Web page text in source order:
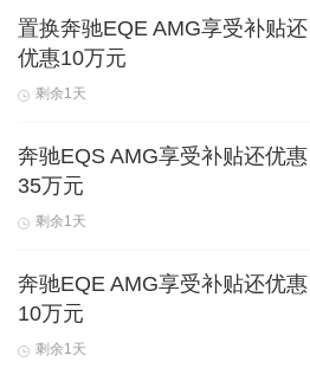
置换奔驰EQE AMG享受补贴还
优惠10万元
剩余1天
奔驰EQS AMG享受补贴还优惠
35万元
剩余1天
奔驰EQE AMG享受补贴还优惠
10万元
剩余1天